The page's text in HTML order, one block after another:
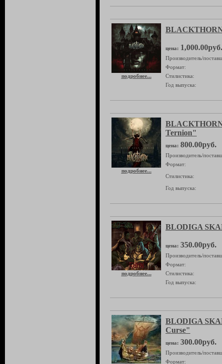
подробнее...
цена: 1,000.00руб.
Производитель/
Формат:
Стилистика:
Год выпуска:
подробнее...
Ternion"
цена: 800.00руб.
Производитель/
Формат:
Стилистика:
Год выпуска:
подробнее...
BLODIGA
цена: 350.00руб.
Производитель/
Формат:
Стилистика:
Год выпуска:
BLODIGA
Curse"
цена: 300.00руб.
Производитель/
Формат: